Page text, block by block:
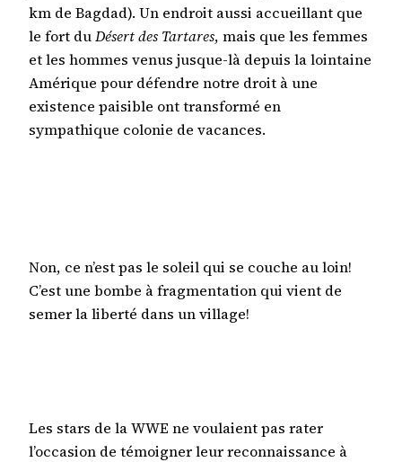
km de Bagdad). Un endroit aussi accueillant que
le fort duDésert des Tartares, mais que les femmes
et les hommes venus jusque-là depuis la lointaine
Amérique pour défendre notre droit à une
existence paisible ont transformé en
sympathique colonie de vacances.
Non, ce n’est pas le soleil qui se couche au loin!
C’est une bombe à fragmentation qui vient de
semer la liberté dans un village!
Les stars de la WWE ne voulaient pas rater
l’occasion de témoigner leur reconnaissance à